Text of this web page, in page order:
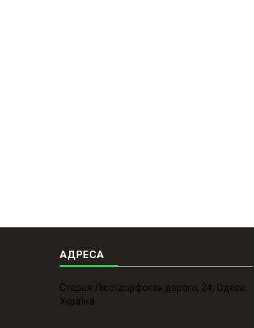
Старая Люстдорфская дорога, 24, Одеса,
Україна